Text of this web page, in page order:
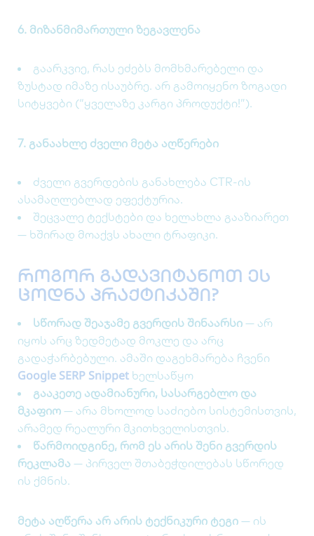
6. მიზანმიმართული ზეგავლენა
გაარკვიე, რას ეძებს მომხმარებელი და
ზუსტად იმაზე ისაუბრე. არ გამოიყენო ზოგადი
სიტყვები (“ყველაზე კარგი პროდუქტი!”).
7. განაახლე ძველი მეტა აღწერები
ძველი გვერდების განახლება CTR-ის
ასამაღლებლად ეფექტურია.
შეცვალე ტექსტები და ხელახლა გააზიარეთ
— ხშირად მოაქვს ახალი ტრაფიკი.
როგორ გადავიტანოთ ეს
ცოდნა პრაქტიკაში?
სწორად შეაჯამე გვერდის შინაარსი — არ
იყოს არც ზედმეტად მოკლე და არც
გადაჭარბებული. ამაში დაგეხმარება ჩვენი
Google SERP Snippet ხელსაწყო
გააკეთე ადამიანური, სასარგებლო და
მკაფიო — არა მხოლოდ საძიებო სისტემისთვის,
არამედ რეალური მკითხველისთვის.
წარმოიდგინე, რომ ეს არის შენი გვერდის
რეკლამა — პირველ შთაბეჭდილებას სწორედ
ის ქმნის.
მეტა აღწერა არ არის ტექნიკური ტეგი — ის